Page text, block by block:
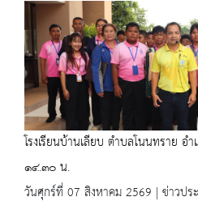
โรงเรียนบ้านเลียบ ตำบลโนนทราย อ
๑๔.๓๐ น.
วันศุกร์ที่ 07 สิงหาคม 2569 | ข่าวป